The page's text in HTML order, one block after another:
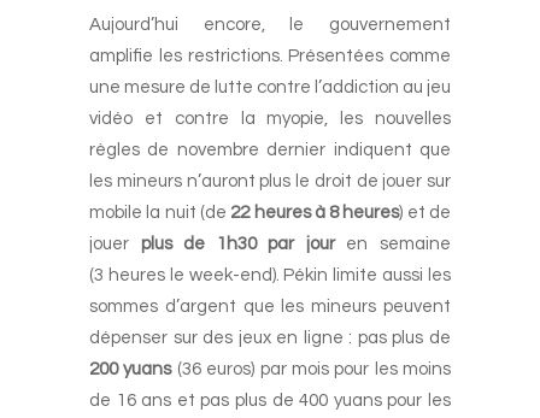
Aujourd’hui encore, le gouvernement
amplifie les restrictions. Présentées comme
une mesure de lutte contre l’addiction au jeu
vidéo et contre la myopie, les nouvelles
règles de novembre dernier indiquent que
les mineurs n’auront plus le droit de jouer sur
mobile la nuit (de 22 heures à 8 heures) et de
jouer plus de 1h30 par jouren semaine
(3 heures le week-end). Pékin limite aussi les
sommes d’argent que les mineurs peuvent
dépenser sur des jeux en ligne : pas plus de
200 yuans(36 euros) par mois pour les moins
de 16 ans et pas plus de 400 yuans pour les